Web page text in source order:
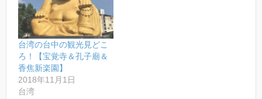
台湾の台中の観光見どこ
ろ！【宝覚寺＆孔子廟＆
香焦新楽園】
2018年11月1日
台湾